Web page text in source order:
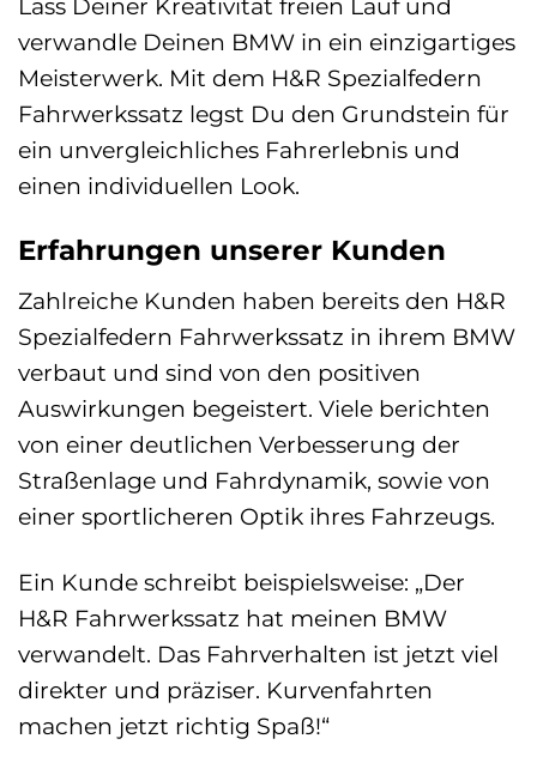
Lass Deiner Kreativität freien Lauf und
verwandle Deinen BMW in ein einzigartiges
Meisterwerk. Mit dem H&R Spezialfedern
Fahrwerkssatz legst Du den Grundstein für
ein unvergleichliches Fahrerlebnis und
einen individuellen Look.
Erfahrungen unserer Kunden
Zahlreiche Kunden haben bereits den H&R
Spezialfedern Fahrwerkssatz in ihrem BMW
verbaut und sind von den positiven
Auswirkungen begeistert. Viele berichten
von einer deutlichen Verbesserung der
Straßenlage und Fahrdynamik, sowie von
einer sportlicheren Optik ihres Fahrzeugs.
Ein Kunde schreibt beispielsweise: „Der
H&R Fahrwerkssatz hat meinen BMW
verwandelt. Das Fahrverhalten ist jetzt viel
direkter und präziser. Kurvenfahrten
machen jetzt richtig Spaß!“